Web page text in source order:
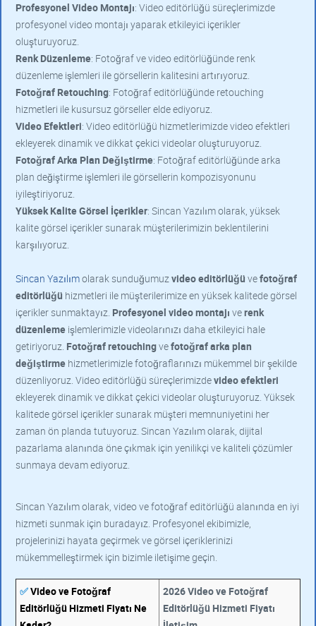
Profesyonel Video Montajı: Video editörlüğü süreçlerimizde
profesyonel video montajı yaparak etkileyici içerikler
oluşturuyoruz.
Renk Düzenleme: Fotoğraf ve video editörlüğünde renk
düzenleme işlemleri ile görsellerin kalitesini artırıyoruz.
Fotoğraf Retouching: Fotoğraf editörlüğünde retouching
hizmetleri ile kusursuz görseller elde ediyoruz.
Video Efektleri: Video editörlüğü hizmetlerimizde video efektleri
ekleyerek dinamik ve dikkat çekici videolar oluşturuyoruz.
Fotoğraf Arka Plan Değiştirme: Fotoğraf editörlüğünde arka
plan değiştirme işlemleri ile görsellerin kompozisyonunu
iyileştiriyoruz.
Yüksek Kalite Görsel İçerikler: Sincan Yazılım olarak, yüksek
kalite görsel içerikler sunarak müşterilerimizin beklentilerini
karşılıyoruz.
Sincan Yazılımolarak sunduğumuzvideo editörlüğü vefotoğraf
editörlüğü hizmetleri ile müşterilerimize en yüksek kalitede görsel
içerikler sunmaktayız. Profesyonel video montajı verenk
düzenleme işlemlerimizle videolarınızı daha etkileyici hale
getiriyoruz. Fotoğraf retouchingvefotoğraf arka plan
değiştirme hizmetlerimizle fotoğraflarınızı mükemmel bir şekilde
düzenliyoruz. Video editörlüğü süreçlerimizdevideo efektleri
ekleyerek dinamik ve dikkat çekici videolar oluşturuyoruz. Yüksek
kalitede görsel içerikler sunarak müşteri memnuniyetini her
zaman ön planda tutuyoruz. Sincan Yazılım olarak, dijital
pazarlama alanında öne çıkmak için yenilikçi ve kaliteli çözümler
sunmaya devam ediyoruz.
Sincan Yazılım olarak, video ve fotoğraf editörlüğü alanında en iyi
hizmeti sunmak için buradayız. Profesyonel ekibimizle,
projelerinizi hayata geçirmek ve görsel içeriklerinizi
mükemmelleştirmek için bizimle iletişime geçin.
✅Video ve Fotoğraf
Editörlüğü Hizmeti Fiyatı Ne
2026 Video ve Fotoğraf
Editörlüğü Hizmeti Fiyatı